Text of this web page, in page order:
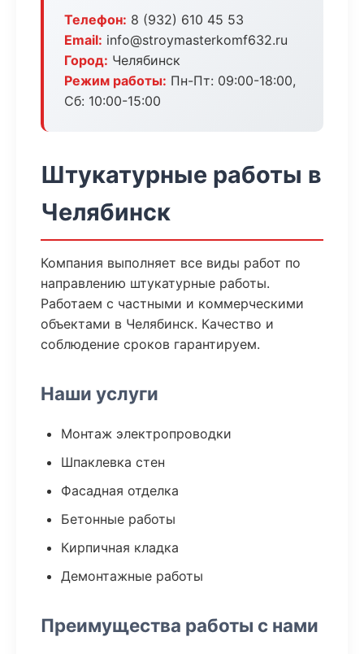
Телефон: 8 (932) 610 45 53
Email: info@stroymasterkomf632.ru
Город: Челябинск
Режим работы: Пн-Пт: 09:00-18:00,
Сб: 10:00-15:00
Штукатурные работы в
Челябинск
Компания выполняет все виды работ по
направлению штукатурные работы.
Работаем с частными и коммерческими
объектами в Челябинск. Качество и
соблюдение сроков гарантируем.
Наши услуги
Монтаж электропроводки
Шпаклевка стен
Фасадная отделка
Бетонные работы
Кирпичная кладка
Демонтажные работы
Преимущества работы с нами